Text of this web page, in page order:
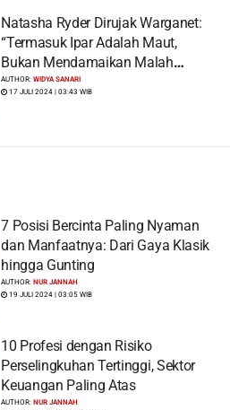
Natasha Ryder Dirujak Warganet:
“Termasuk Ipar Adalah Maut,
Bukan Mendamaikan Malah
Menyiram Bensin”
AUTHOR:WIDYA SANARI
17 JULI 2024 | 03:43 WIB
7 Posisi Bercinta Paling Nyaman
dan Manfaatnya: Dari Gaya Klasik
hingga Gunting
AUTHOR:NUR JANNAH
19 JULI 2024 | 03:05 WIB
10 Profesi dengan Risiko
Perselingkuhan Tertinggi, Sektor
Keuangan Paling Atas
AUTHOR:NUR JANNAH